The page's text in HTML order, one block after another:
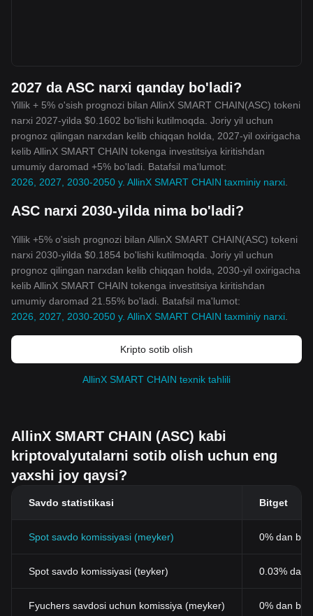
2027 da ASC narxi qanday bo'ladi?
Yillik + 5% o'sish prognozi bilan AllinX SMART CHAIN(ASC) tokeni
narxi 2027-yilda $0.1602 bo'lishi kutilmoqda. Joriy yil uchun
prognoz qilingan narxdan kelib chiqqan holda, 2027-yil oxirigacha
kelib AllinX SMART CHAIN tokenga investitsiya kiritishdan
umumiy daromad +5% bo'ladi. Batafsil ma'lumot:
2026, 2027, 2030-2050 y. AllinX SMART CHAIN taxminiy narxi
ASC narxi 2030-yilda nima bo'ladi?
Yillik +5% o'sish prognozi bilan AllinX SMART CHAIN(ASC) tokeni
narxi 2030-yilda $0.1854 bo'lishi kutilmoqda. Joriy yil uchun
prognoz qilingan narxdan kelib chiqqan holda, 2030-yil oxirigacha
kelib AllinX SMART CHAIN tokenga investitsiya kiritishdan
umumiy daromad 21.55% bo'ladi. Batafsil ma'lumot:
2026, 2027, 2030-2050 y. AllinX SMART CHAIN taxminiy narxi
Kripto sotib olish
AllinX SMART CHAIN texnik tahlili
AllinX SMART CHAIN (ASC) kabi
kriptovalyutalarni sotib olish uchun eng
yaxshi joy qaysi?
Savdo statistikasi Bitget
Spot savdo komissiyasi (meyker) 0% dan
Spot savdo komissiyasi (teyker) 0.03% dan
Fyuchers savdosi uchun komissiya (meyker) 0% dan